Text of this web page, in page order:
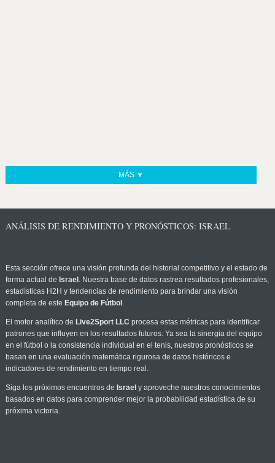
MÁS ▼
ANÁLISIS DE RENDIMIENTO Y PRONÓSTICOS: ISRAEL
Esta sección ofrece una visión profunda del historial competitivo y el estado de
forma actual de Israel . Nuestra base de datos rastrea resultados profesionales,
estadísticas H2H y tendencias de rendimiento para brindar una visión
completa de este Equipo de Fútbol .
El motor analítico de Live2Sport LLC procesa estas métricas para identificar
patrones que influyen en los resultados futuros. Ya sea la sinergia del equipo
en el fútbol o la consistencia individual en el tenis, nuestros pronósticos se
basan en una evaluación matemática rigurosa de datos históricos e
indicadores de rendimiento en tiempo real.
Siga los próximos encuentros de Israel y aproveche nuestros conocimientos
basados en datos para comprender mejor la probabilidad estadística de su
próxima victoria.